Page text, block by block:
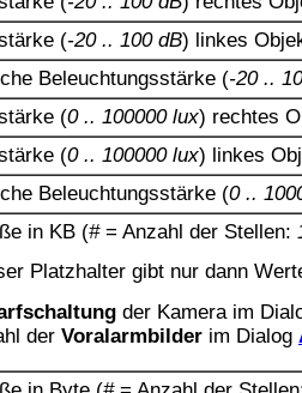
(-20 .. 100 dB) linkes
Beleuchtungsstärke (-20 ..
(0 .. 100000 lux) rechtes
(0 .. 100000 lux) linkes
Beleuchtungsstärke (0 ..
in KB (#= Anzahl der Stellen:
Platzhalter gibt nur dann
der Kamera im
der Voralarmbilder im Dialog